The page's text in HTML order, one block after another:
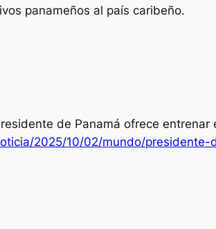
panameños al país caribeño.
de Panamá ofrece entrenar
2025/10/02/mundo/